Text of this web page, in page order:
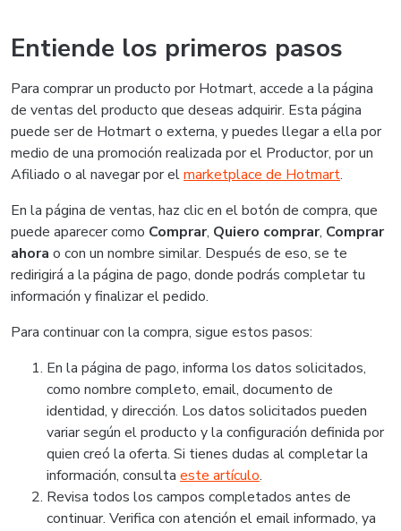
Entiende los primeros pasos
Para comprar un producto por Hotmart, accede a la página
de ventas del producto que deseas adquirir. Esta página
puede ser de Hotmart o externa, y puedes llegar a ella por
medio de una promoción realizada por el Productor, por un
Afiliado o al navegar por elmarketplace de Hotmart.
En la página de ventas, haz clic en el botón de compra, que
puede aparecer como Comprar, Quiero comprar, Comprar
ahora o con un nombre similar. Después de eso, se te
redirigirá a la página de pago, donde podrás completar tu
información y finalizar el pedido.
Para continuar con la compra, sigue estos pasos:
En la página de pago, informa los datos solicitados,
como nombre completo, email, documento de
identidad, y dirección. Los datos solicitados pueden
variar según el producto y la configuración definida por
quien creó la oferta. Si tienes dudas al completar la
información, consulta este artículo.
Revisa todos los campos completados antes de
continuar. Verifica con atención el email informado, ya